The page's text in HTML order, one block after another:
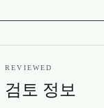
REVIEWED
검토 정보